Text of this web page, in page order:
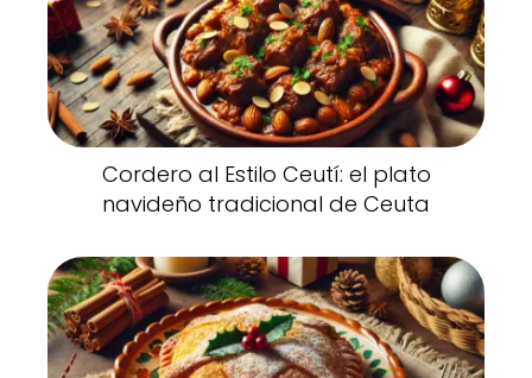
Cordero al Estilo Ceutí: el plato
navideño tradicional de Ceuta